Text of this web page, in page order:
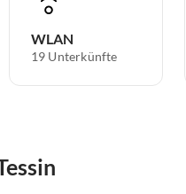
WLAN
19 Unterkünfte